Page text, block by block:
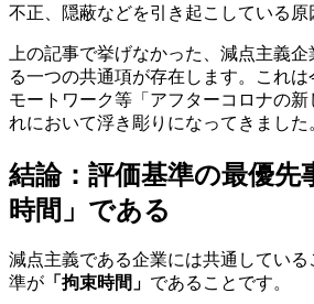
不正、隠蔽などを引き起こしている原
上の記事で挙げなかった、減点主義
る一つの共通項が存在します。これは
モートワーク等「アフターコロナの
れにおいて浮き彫りになってきました
結論：評価基準の最優先
時間」である
減点主義である企業には共通してい
準が 「拘束時間」 であることです。